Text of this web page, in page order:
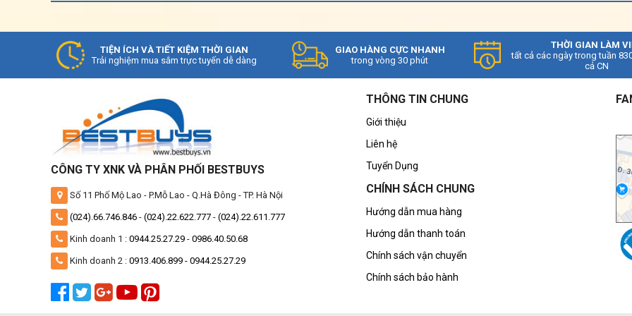
TIỆN ÍCH VÀ TIẾT KIỆM THỜI GIAN
Trải nghiệm mua sắm trực tuyến dễ dàng
GIAO HÀNG CỰC NHANH
trong vòng 30 phút
THỜI GIAN LÀM
tất cả các ngày trong tuần
cả CN
CÔNG TY XNK VÀ PHÂN PHỐI BESTBUYS
Số 11 Phố Mộ Lao - P.Mỗ Lao - Q.Hà Đông - TP. Hà Nội
(024).66.746.846 - (024).22.622.777 - (024).22.611.777
Kinh doanh 1 : 0944.25.27.29 - 0986.40.50.68
Kinh doanh 2 : 0913.406.899 - 0944.25.27.29
THÔNG TIN CHUNG
Giới thiệu
Liên hệ
Tuyển Dụng
CHÍNH SÁCH CHUNG
Hướng dẫn mua hàng
Hướng dẫn thanh toán
Chính sách vận chuyển
Chính sách bảo hành